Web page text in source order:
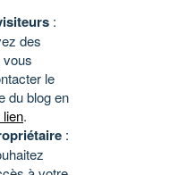
:
des
vous
le
du blog en
.
: